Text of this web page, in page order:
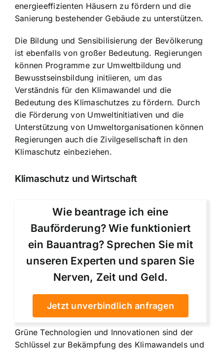
energieeffizienten Häusern zu fördern und die
Sanierung bestehender Gebäude zu unterstützen.
Die Bildung und Sensibilisierung der Bevölkerung
ist ebenfalls von großer Bedeutung. Regierungen
können Programme zur Umweltbildung und
Bewusstseinsbildung initiieren, um das
Verständnis für den Klimawandel und die
Bedeutung des Klimaschutzes zu fördern. Durch
die Förderung von Umweltinitiativen und die
Unterstützung von Umweltorganisationen können
Regierungen auch die Zivilgesellschaft in den
Klimaschutz einbeziehen.
Klimaschutz und Wirtschaft
Wie beantrage ich eine
Bauförderung? Wie funktioniert
ein Bauantrag? Sprechen Sie mit
unseren Experten und sparen Sie
Nerven, Zeit und Geld.
Jetzt unverbindlich anfragen
Grüne Technologien und Innovationen sind der
Schlüssel zur Bekämpfung des Klimawandels und